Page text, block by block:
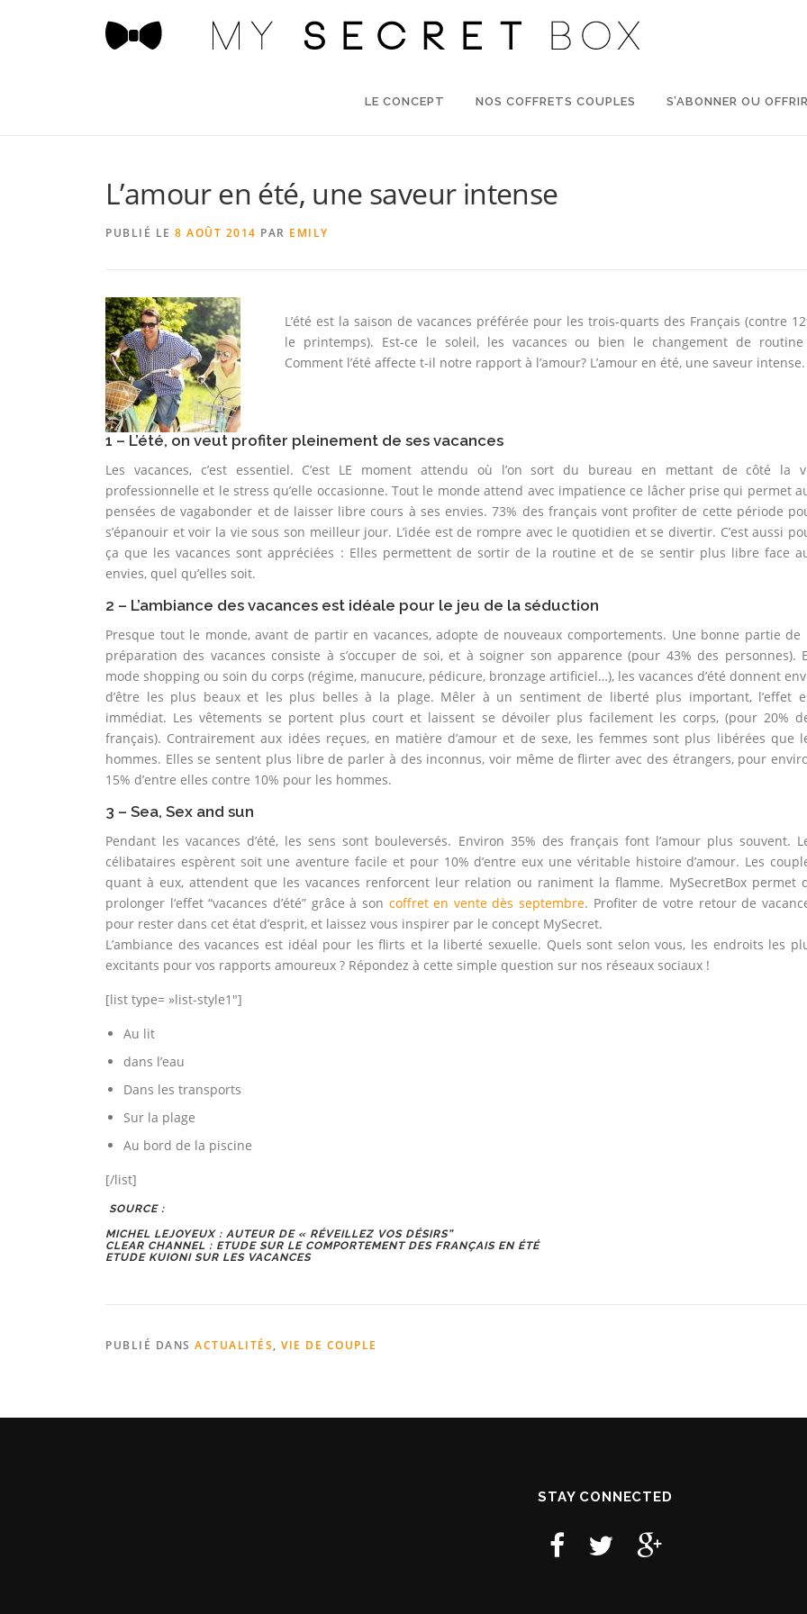
LE CONCEPT NOS COFFRETS COUPLES S’ABONNER OU OFFRIR
L’amour en été, une saveur intense
PUBLIÉ LE 8 AOÛT 2014 PAR EMILY
L’été est la saison de vacances préférée pour les trois-quarts des Français (contre
le printemps). Est-ce le soleil, les vacances ou bien le changement de
Comment l’été affecte t-il notre rapport à l’amour? L’amour en été, une saveur intense.
1 – L’été, on veut profiter pleinement de ses vacances
Les vacances, c’est essentiel. C’est LE moment attendu où l’on sort du bureau en mettant de côté la
professionnelle et le stress qu’elle occasionne. Tout le monde attend avec impatience ce lâcher prise qui permet
pensées de vagabonder et de laisser libre cours à ses envies. 73% des français vont profiter de cette période
s’épanouir et voir la vie sous son meilleur jour. L’idée est de rompre avec le quotidien et se divertir. C’est aussi
ça que les vacances sont appréciées : Elles permettent de sortir de la routine et de se sentir plus libre face
envies, quel qu’elles soit.
2 – L’ambiance des vacances est idéale pour le jeu de la séduction
Presque tout le monde, avant de partir en vacances, adopte de nouveaux comportements. Une bonne partie de
préparation des vacances consiste à s’occuper de soi, et à soigner son apparence (pour 43% des personnes).
mode shopping ou soin du corps (régime, manucure, pédicure, bronzage artificiel…), les vacances d’été donnent
d’être les plus beaux et les plus belles à la plage. Mêler à un sentiment de liberté plus important, l’effet
immédiat. Les vêtements se portent plus court et laissent se dévoiler plus facilement les corps, (pour 20%
français). Contrairement aux idées reçues, en matière d’amour et de sexe, les femmes sont plus libérées que
hommes. Elles se sentent plus libre de parler à des inconnus, voir même de flirter avec des étrangers, pour
15% d’entre elles contre 10% pour les hommes.
3 – Sea, Sex and sun
Pendant les vacances d’été, les sens sont bouleversés. Environ 35% des français font l’amour plus souvent.
célibataires espèrent soit une aventure facile et pour 10% d’entre eux une véritable histoire d’amour. Les
quant à eux, attendent que les vacances renforcent leur relation ou raniment la flamme. MySecretBox permet
prolonger l’effet “vacances d’été” grâce à son coffret en vente dès septembre. Profiter de votre retour de
pour rester dans cet état d’esprit, et laissez vous inspirer par le concept MySecret.
L’ambiance des vacances est idéal pour les flirts et la liberté sexuelle. Quels sont selon vous, les endroits les
excitants pour vos rapports amoureux ? Répondez à cette simple question sur nos réseaux sociaux !
[list type= »list-style1″]
Au lit
dans l’eau
Dans les transports
Sur la plage
Au bord de la piscine
[/list]
SOURCE :
MICHEL LEJOYEUX : AUTEUR DE « RÉVEILLEZ VOS DÉSIRS”
CLEAR CHANNEL : ETUDE SUR LE COMPORTEMENT DES FRANÇAIS EN ÉTÉ
ETUDE KUIONI SUR LES VACANCES
PUBLIÉ DANS ACTUALITÉS, VIE DE COUPLE
STAY CONNECTED